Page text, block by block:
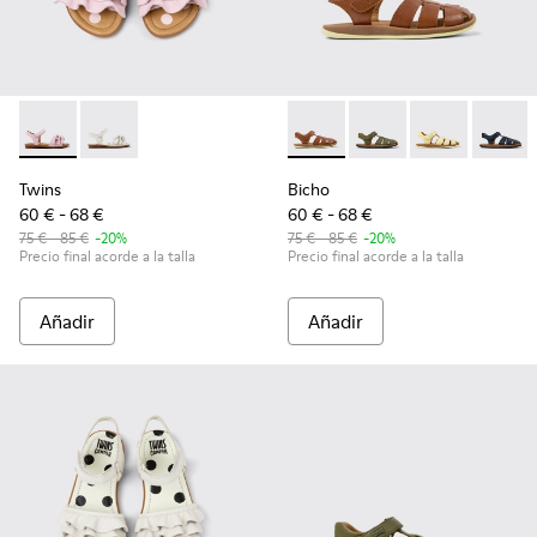
Twins - K800676-003 - Sandalias de piel rosa para niños.
Twins - K800676-001 - Sandalias de piel blancas
Twins
60 € - 68 €
75 € - 85 € -20%
Precio final acorde a la talla
Añadir
Bicho - 80177-078 -
Bicho - 80177-088 -
Bicho - Bicho
Bicho
60 € - 68 €
75 € - 85 € -20%
Precio final acorde a la talla
Añadir